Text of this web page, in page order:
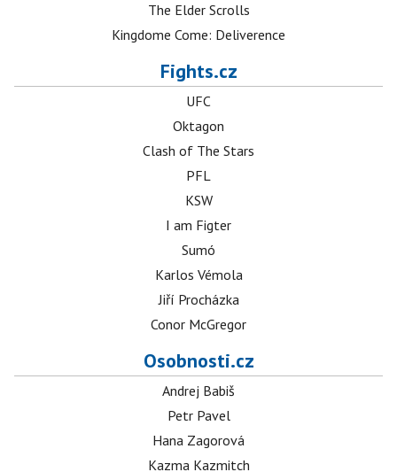
The Elder Scrolls
Kingdome Come: Deliverence
Fights.cz
UFC
Oktagon
Clash of The Stars
PFL
KSW
I am Figter
Sumó
Karlos Vémola
Jiří Procházka
Conor McGregor
Osobnosti.cz
Andrej Babiš
Petr Pavel
Hana Zagorová
Kazma Kazmitch